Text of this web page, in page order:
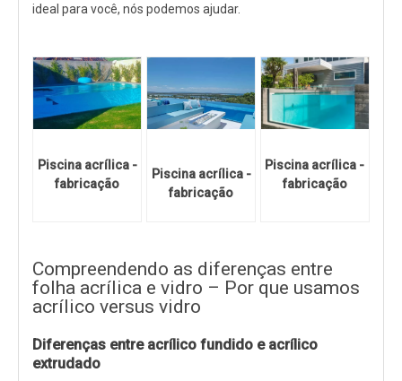
ideal para você, nós podemos ajudar.
Piscina acrílica -
fabricação
Piscina acrílica -
fabricação
Piscina acrílica -
fabricação
Compreendendo as diferenças entre
folha acrílica e vidro – Por que usamos
acrílico versus vidro
Diferenças entre acrílico fundido e acrílico
extrudado